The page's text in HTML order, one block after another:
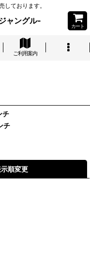
しております。
ャングル-
カート
ご利用案内
チ
チ
順変更